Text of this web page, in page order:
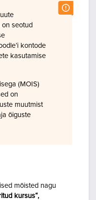
on seotud
kontode
kasutamise
(MOIS)
on
muutmist
õiguste
mõisted nagu
kursus“,